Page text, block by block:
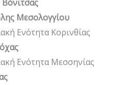
Μεσολογγίου
Ενότητα Κορινθίας
Ενότητα Μεσσηνίας